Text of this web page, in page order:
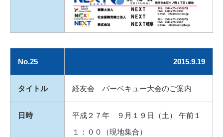
No.25 2015.9.19
タイトル 経友会 バーベキュー大会のご案内
日時
平成２７年 ９月１９日（土） 午前１
１：００（現地集合）